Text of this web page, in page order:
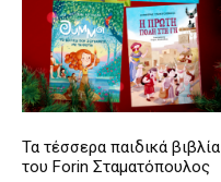
Τα τέσσερα παιδικά βιβλία
του Forin Σταματόπουλος